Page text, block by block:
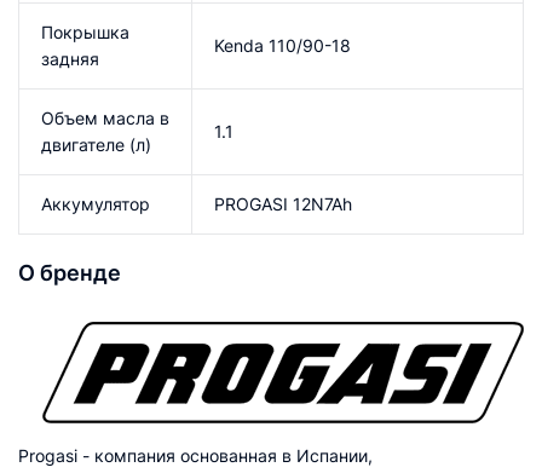
Покрышка
задняя
Kenda 110/90-18
Объем масла в
двигателе (л)
1.1
Аккумулятор PROGASI 12N7Ah
О бренде
Progasi - компания основанная в Испании,